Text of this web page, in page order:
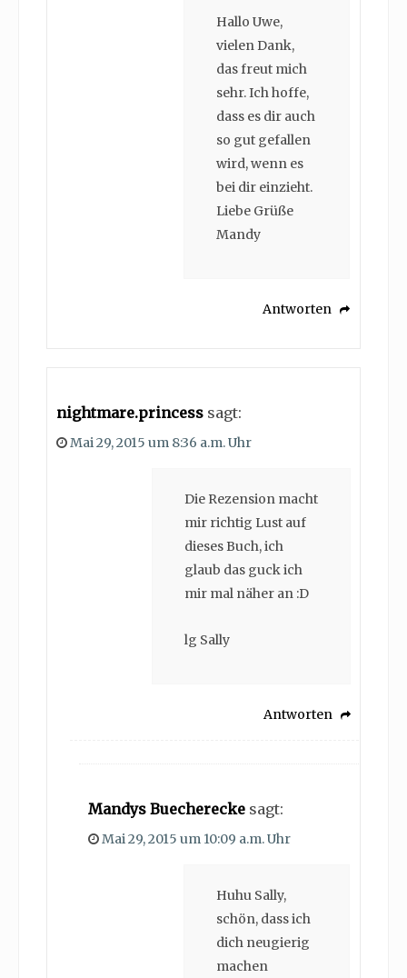
Hallo Uwe,
vielen Dank,
das freut mich
sehr. Ich hoffe,
dass es dir auch
so gut gefallen
wird, wenn es
bei dir einzieht.
Liebe Grüße
Mandy
Antworten
nightmare.princess sagt:
Mai 29, 2015 um 8:36 a.m. Uhr
Die Rezension macht
mir richtig Lust auf
dieses Buch, ich
glaub das guck ich
mir mal näher an :D
lg Sally
Antworten
Mandys Buecherecke sagt:
Mai 29, 2015 um 10:09 a.m. Uhr
Huhu Sally,
schön, dass ich
dich neugierig
machen